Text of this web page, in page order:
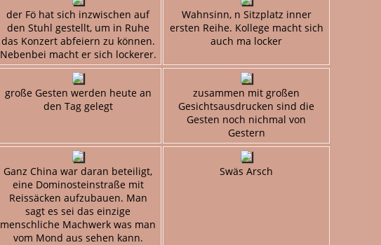
der Fö hat sich inzwischen auf
den Stuhl gestellt, um in Ruhe
das Konzert abfeiern zu können.
Nebenbei macht er sich lockerer.
Wahnsinn, n Sitzplatz inner
ersten Reihe. Kollege macht sich
auch ma locker
große Gesten werden heute an
den Tag gelegt
zusammen mit großen
Gesichtsausdrucken sind die
Gesten noch nichmal von
Gestern
Ganz China war daran beteiligt,
eine Dominosteinstraße mit
Reissäcken aufzubauen. Man
sagt es sei das einzige
menschliche Machwerk was man
vom Mond aus sehen kann.
Swäs Arsch